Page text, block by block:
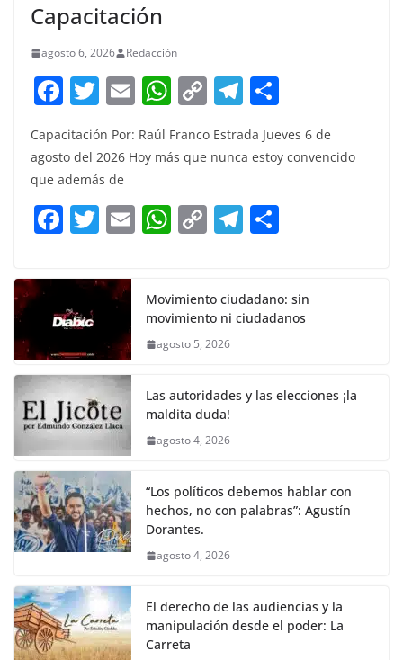
Capacitación
agosto 6, 2026 Redacción
F
a
c
e
b
o
k
T
itt
er
E
m
ai
W
at
A
p
C
p
Li
n
T
el
e
a
m
ar
e
Capacitación Por: Raúl Franco Estrada Jueves 6 de
agosto del 2026 Hoy más que nunca estoy convencido
que además de
F
c
e
b
o
o
k
T
itt
er
E W
s
A
p
C
y
Li
k
T
gr
a
e
Movimiento ciudadano: sin
movimiento ni ciudadanos
agosto 5, 2026
Las autoridades y las elecciones ¡la
maldita duda!
agosto 4, 2026
“Los políticos debemos hablar con
hechos, no con palabras”: Agustín
Dorantes.
agosto 4, 2026
El derecho de las audiencias y la
manipulación desde el poder: La
Carreta